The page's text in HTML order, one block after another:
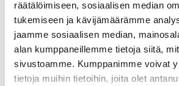
räätälöimiseen, sosiaalisen median
tukemiseen ja kävijämäärämme
jaamme sosiaalisen median,
alan kumppaneillemme tietoja siitä,
sivustoamme. Kumppanimme voivat
tietoja muihin tietoihin, joita olet